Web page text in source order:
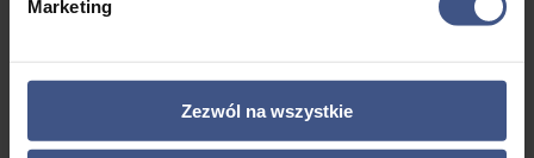
Marketing
Zezwól na wszystkie
Zbudowane w drugiej połowie XVIII wieku kanały